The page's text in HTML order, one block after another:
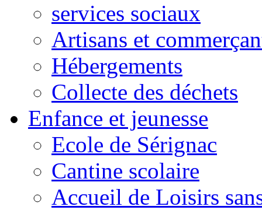
services sociaux
Artisans et
Hébergements
Collecte des déchets
Enfance et jeunesse
Ecole de Sérignac
Cantine scolaire
Accueil de Loisirs